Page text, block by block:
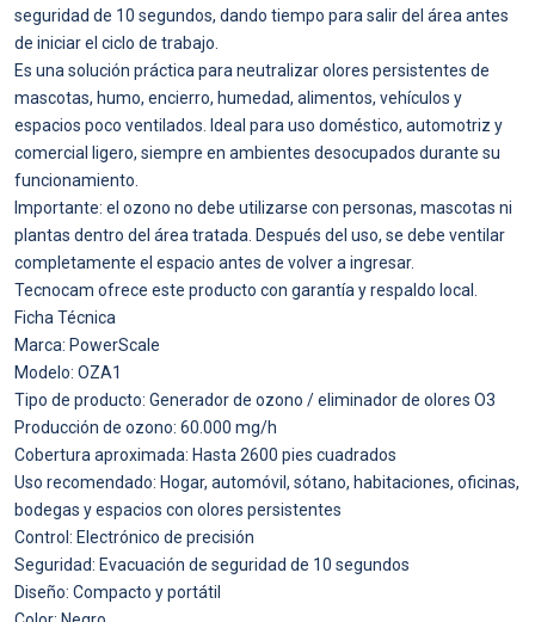
seguridad de 10 segundos, dando tiempo para salir del área antes
de iniciar el ciclo de trabajo.
Es una solución práctica para neutralizar olores persistentes de
mascotas, humo, encierro, humedad, alimentos, vehículos y
espacios poco ventilados. Ideal para uso doméstico, automotriz y
comercial ligero, siempre en ambientes desocupados durante su
funcionamiento.
Importante: el ozono no debe utilizarse con personas, mascotas ni
plantas dentro del área tratada. Después del uso, se debe ventilar
completamente el espacio antes de volver a ingresar.
Tecnocam ofrece este producto con garantía y respaldo local.
Ficha Técnica
Marca: PowerScale
Modelo: OZA1
Tipo de producto: Generador de ozono / eliminador de olores O3
Producción de ozono: 60.000 mg/h
Cobertura aproximada: Hasta 2600 pies cuadrados
Uso recomendado: Hogar, automóvil, sótano, habitaciones, oficinas,
bodegas y espacios con olores persistentes
Control: Electrónico de precisión
Seguridad: Evacuación de seguridad de 10 segundos
Diseño: Compacto y portátil